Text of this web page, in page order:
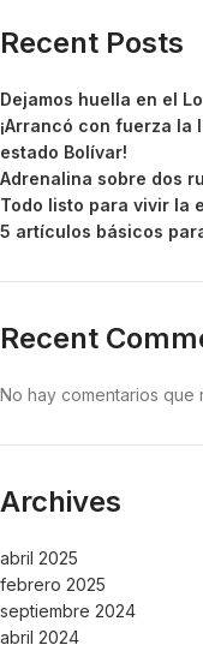
Recent Posts
Dejamos huella en el
¡Arrancó con fuerza la
estado Bolívar!
Adrenalina sobre dos
Todo listo para vivir la
5 artículos básicos
Recent
No hay comentarios que
Archives
abril 2025
febrero 2025
septiembre 2024
abril 2024